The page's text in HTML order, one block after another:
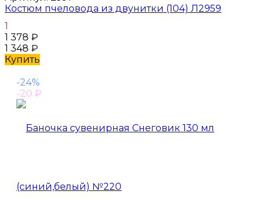
Костюм пчеловода из двунитки (104) Л2959
1
1 378 ₽
1 348 ₽
Купить
-24%
-20 ₽